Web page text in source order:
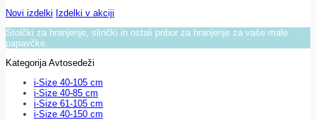
Novi izdelki Izdelki v akciji
Stolčki za hranjenje, slinčki in ostali pribor za hranjenje za vaše male
papavčke.
Kategorija Avtosedeži
i-Size 40-105 cm
i-Size 40-85 cm
i-Size 61-105 cm
i-Size 40-150 cm